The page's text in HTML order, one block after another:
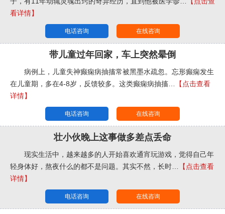
看详情】
电话咨询 在线咨询
带儿童过年回家，车上突然晕倒
病例上，儿童失神癫痫病抽搐常被黑墨水疏忽。忘形癫痫发生
在儿童期，多在4-8岁，反馈较多。这类癫痫病抽搐…
【点击查看
详情】
电话咨询 在线咨询
壮小伙晚上这事做多差点丢命
现实生活中，越来越多的人开始喜欢通宵玩游戏，觉得自己年
轻身体好，熬夜什么的都不是问题。其实不然，长时…
【点击查看
详情】
电话咨询 在线咨询